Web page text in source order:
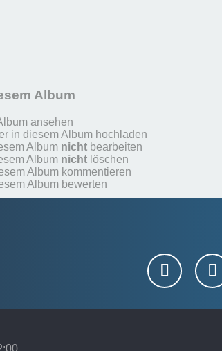
Album
ansehen
in diesem Album hochladen
Album nicht bearbeiten
Album nicht löschen
Album kommentieren
Album bewerten